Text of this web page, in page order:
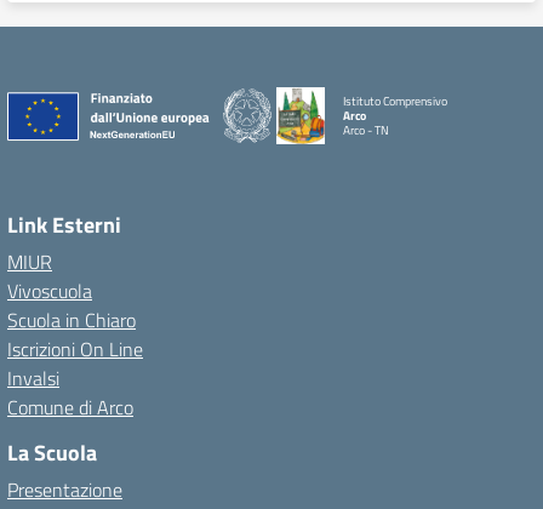
Istituto Comprensivo
Arco
Arco - TN
Link Esterni
MIUR
Vivoscuola
Scuola in Chiaro
Iscrizioni On Line
Invalsi
Comune di Arco
La Scuola
Presentazione